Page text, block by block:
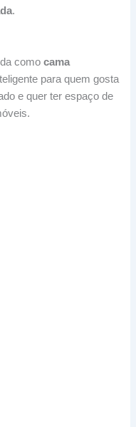
.
comocama
para quem gosta
e quer ter espaço de